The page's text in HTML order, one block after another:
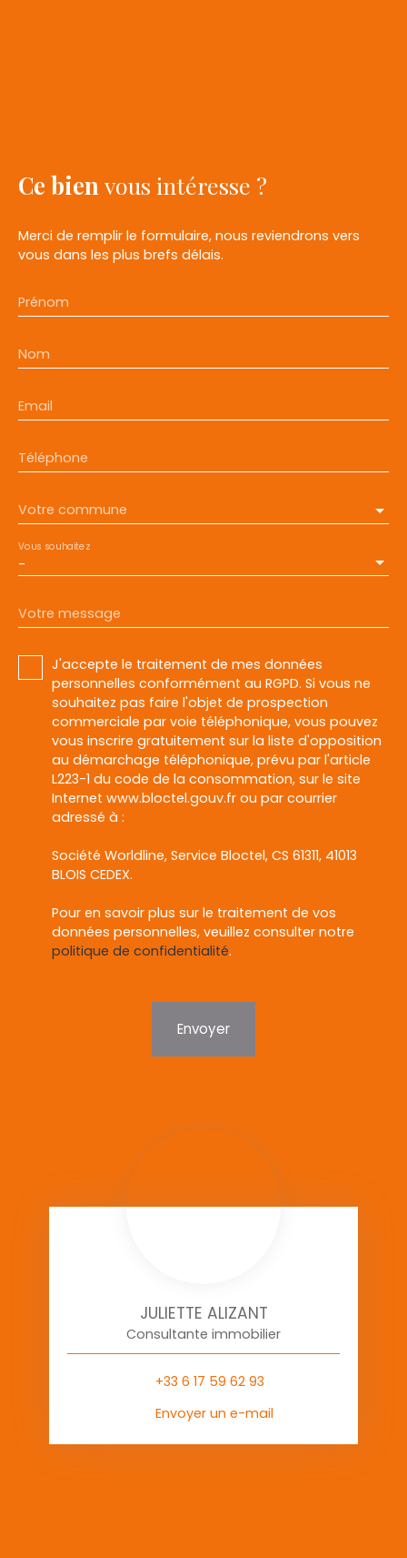
Ce bien vous intéresse ?
Merci de remplir le formulaire, nous reviendrons vers
vous dans les plus brefs délais.
Prénom
Nom
Email
Téléphone
Votre commune
-
Vous souhaitez
Votre message
J'accepte le traitement de mes données
personnelles conformément au RGPD. Si vous ne
souhaitez pas faire l'objet de prospection
commerciale par voie téléphonique, vous pouvez
vous inscrire gratuitement sur la liste d'opposition
au démarchage téléphonique, prévu par l'article
L223-1 du code de la consommation, sur le site
Internet www.bloctel.gouv.fr ou par courrier
adressé à :
Société Worldline, Service Bloctel, CS 61311, 41013
BLOIS CEDEX.
Pour en savoir plus sur le traitement de vos
données personnelles, veuillez consulter notre
politique de confidentialité.
Envoyer
JULIETTE ALIZANT
Consultante immobilier
+33 6 17 59 62 93
Envoyer un e-mail